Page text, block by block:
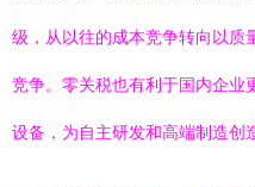
级，从以往的成本竞争转向以质
竞争。零关税也有利于国内企业
设备，为自主研发和高端制造创